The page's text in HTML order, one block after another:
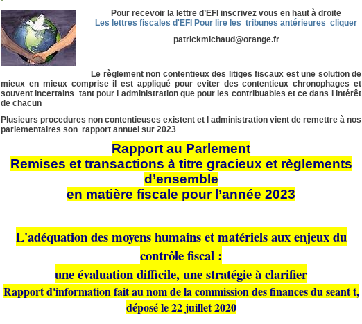
Pour recevoir la lettre d’EFI inscrivez vous en haut à droite
Les lettres fiscales d'EFI Pour lire les tribunes antérieures cliquer
patrickmichaud@orange.fr
Le règlement non contentieux des litiges fiscaux est une solution de
mieux en mieux comprise il est appliqué pour eviter des contentieux chronophages et
souvent incertains tant pour l administration que pour les contribuables et ce dans l intérêt
de chacun
Plusieurs procedures non contentieuses existent et l administration vient de remettre à nos
parlementaires son rapport annuel sur 2023
Rapport au Parlement
Remises et transactions à titre gracieux et règlements
d’ensemble
en matière fiscale pour l’année 2023
L'adéquation des moyens humains et matériels aux enjeux du
contrôle fiscal :
une évaluation difficile, une stratégie à clarifier
Rapport d'information fait au nom de la commission des finances du seant t,
déposé le 22 juillet 2020